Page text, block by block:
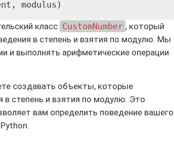
класс CustomNumber , который
в степень и взятия по модулю. Мы
и выполнять арифметические операции
создавать объекты, которые
степень и взятия по модулю. Это
вам определить поведение вашего